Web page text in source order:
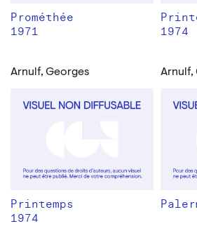
Prométhée
1971
1974
Arnulf, Georges
Printemps
1974
Arnulf,